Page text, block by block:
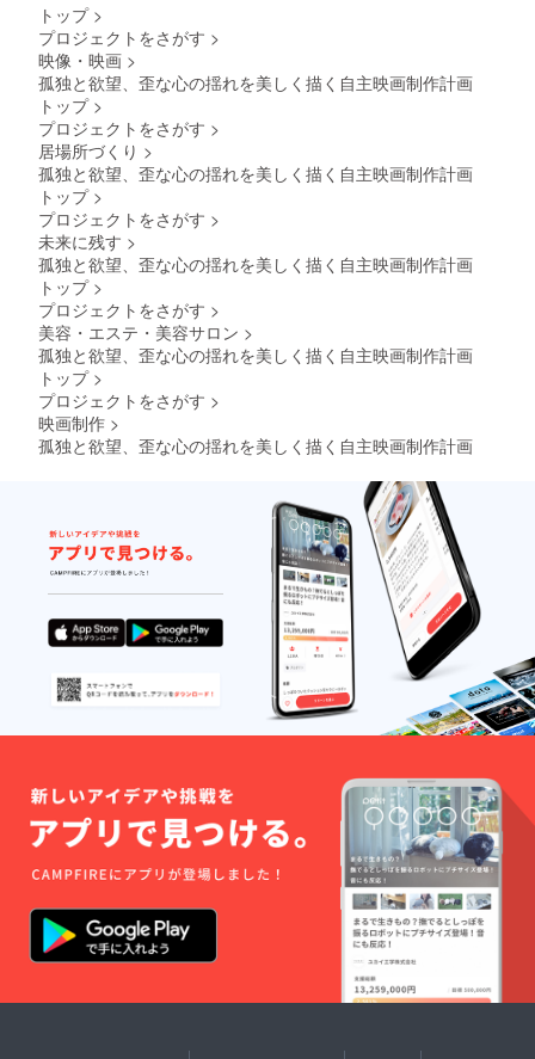
せるため、誠心誠意取
り組んでまいりますの
で、どうか今後とも温
かく見守っていただけ
れば幸いです。高橋愛
映画制作チーム一同
トップ >
プロジェクトをさがす >
映像・映画 >
孤独と欲望、歪な心の揺れを美しく描く自主映画制作計画
トップ >
プロジェクトをさがす >
居場所づくり >
孤独と欲望、歪な心の揺れを美しく描く自主映画制作計画
トップ >
プロジェクトをさがす >
未来に残す >
孤独と欲望、歪な心の揺れを美しく描く自主映画制作計画
トップ >
プロジェクトをさがす >
美容・エステ・美容サロン >
孤独と欲望、歪な心の揺れを美しく描く自主映画制作計画
トップ >
プロジェクトをさがす >
映画制作 >
孤独と欲望、歪な心の揺れを美しく描く自主映画制作計画